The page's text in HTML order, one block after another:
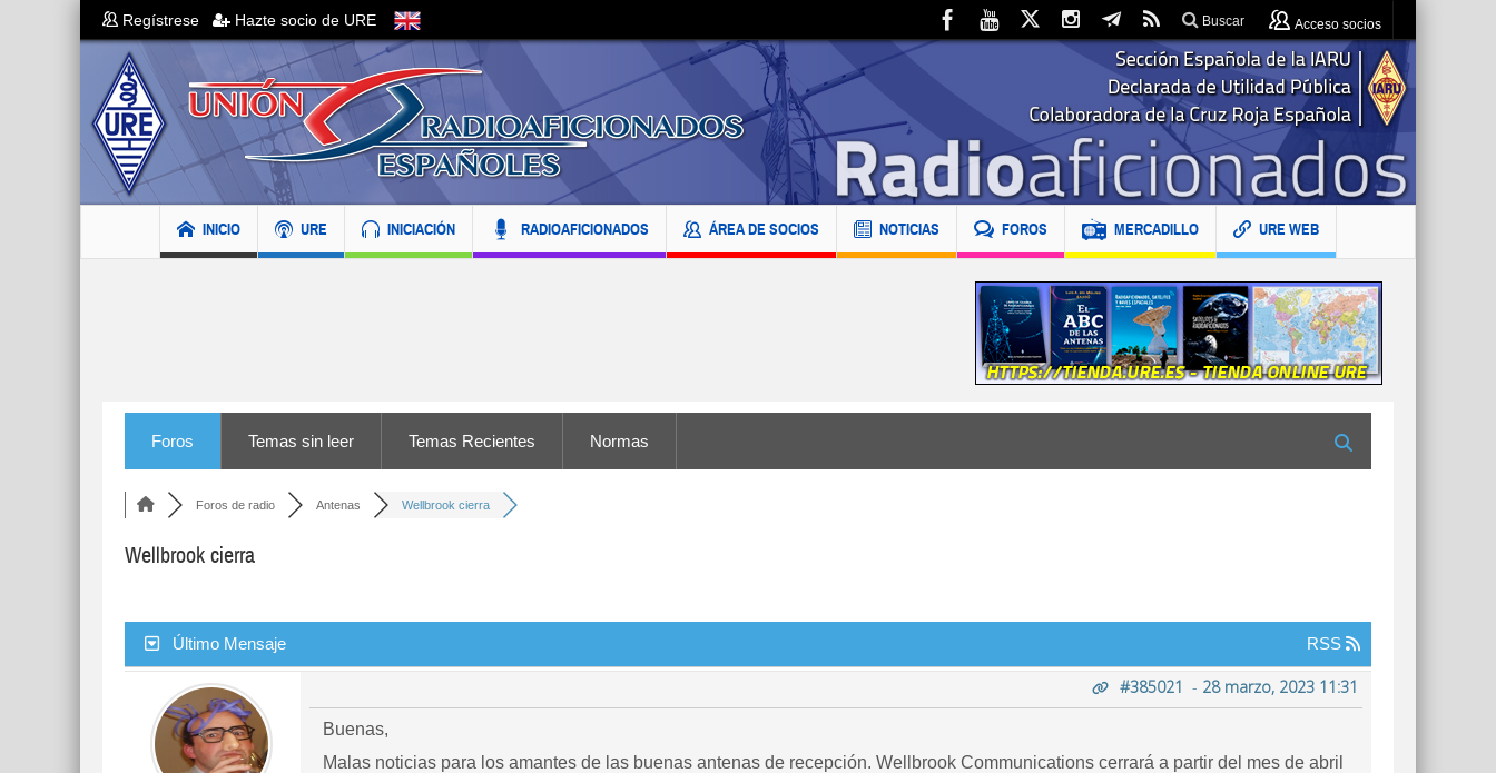
Regístrese Hazte socio de URE Buscar Acceso socios
INICIO URE INICIACIÓN RADIOAFICIONADOS ÁREA DE SOCIOS NOTICIAS FOROS MERCADILLO URE WEB
Foros Temas sin leer Temas Recientes Normas
Foros de radio Antenas Wellbrook cierra
Wellbrook cierra
Último Mensaje RSS
#385021 - 28 marzo, 2023 11:31
Buenas,
Malas noticias para los amantes de las buenas antenas de recepción. Wellbrook Communications cerrará a partir del mes de abril